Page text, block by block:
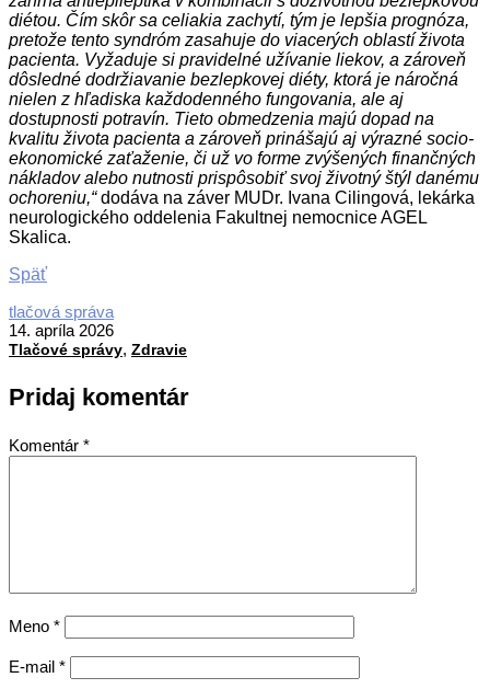
diétou. Čím skôr sa celiakia zachytí, tým je lepšia prognóza,
pretože tento syndróm zasahuje do viacerých oblastí života
pacienta. Vyžaduje si pravidelné užívanie liekov, a zároveň
dôsledné dodržiavanie bezlepkovej diéty, ktorá je náročná
nielen z hľadiska každodenného fungovania, ale aj
dostupnosti potravín. Tieto obmedzenia majú dopad na
kvalitu života pacienta a zároveň prinášajú aj výrazné socio-
ekonomické zaťaženie, či už vo forme zvýšených finančných
nákladov alebo nutnosti prispôsobiť svoj životný štýl danému
ochoreniu,“dodáva na záver MUDr. Ivana Cilingová, lekárka
neurologického oddelenia Fakultnej nemocnice AGEL
Skalica.
Späť
2026-
04-
14
tlačová správa
14. apríla 2026
Tlačové správy, Zdravie
Pridaj komentár
Komentár *
Meno *
E-mail *